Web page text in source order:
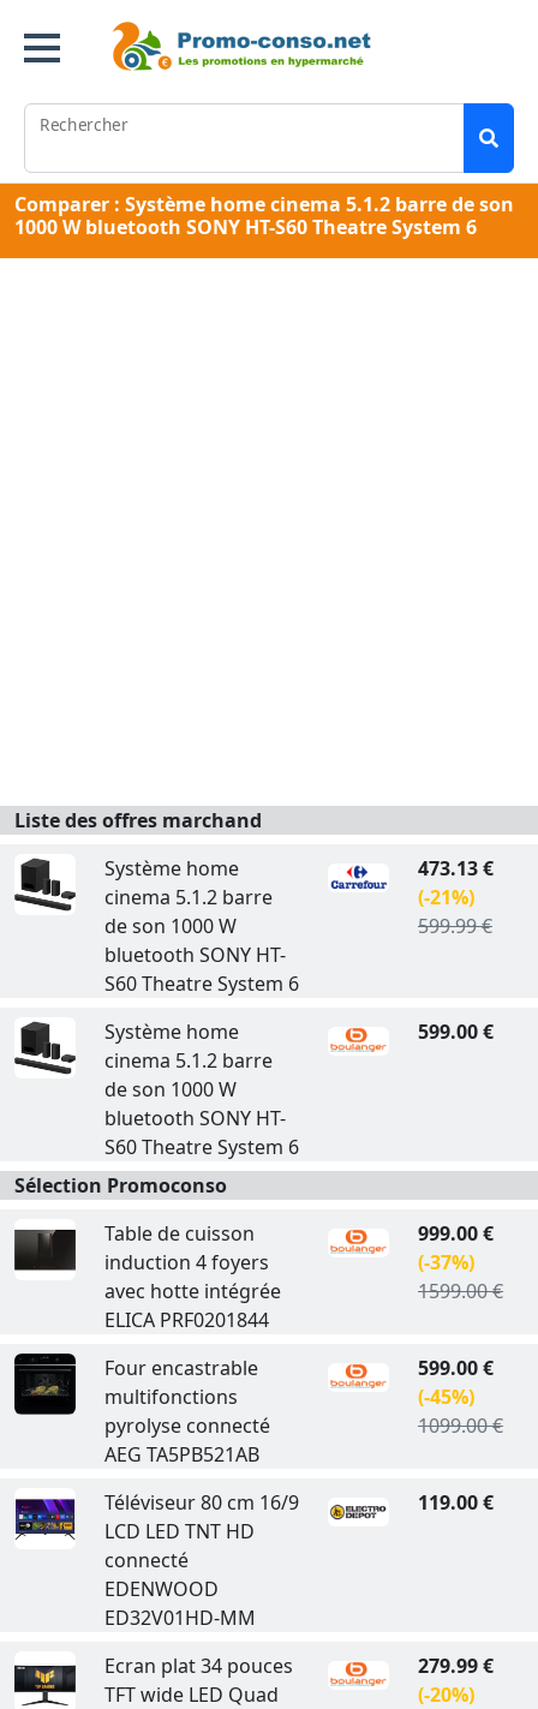
Rechercher
Comparer : Système home cinema 5.1.2 barre de son
1000 W bluetooth SONY HT-S60 Theatre System 6
Liste des offres marchand
Système home
cinema 5.1.2 barre
de son 1000 W
bluetooth SONY HT-
S60 Theatre System 6
473.13 €
(-21%)
599.99 €
Système home
cinema 5.1.2 barre
de son 1000 W
bluetooth SONY HT-
S60 Theatre System 6
599.00 €
Sélection Promoconso
Table de cuisson
induction 4 foyers
avec hotte intégrée
ELICA PRF0201844
999.00 €
(-37%)
1599.00 €
Four encastrable
multifonctions
pyrolyse connecté
AEG TA5PB521AB
599.00 €
(-45%)
1099.00 €
Téléviseur 80 cm 16/9
LCD LED TNT HD
connecté
EDENWOOD
ED32V01HD-MM
119.00 €
Ecran plat 34 pouces
TFT wide LED Quad
279.99 €
(-20%)